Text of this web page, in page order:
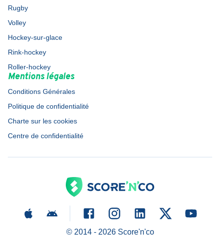
Rugby
Volley
Hockey-sur-glace
Rink-hockey
Roller-hockey
Mentions légales
Conditions Générales
Politique de confidentialité
Charte sur les cookies
Centre de confidentialité
© 2014 - 2026Score'n'co